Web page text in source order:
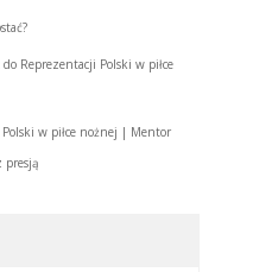
Reprezentacji Polski w piłce
w piłce nożnej | Mentor
presją